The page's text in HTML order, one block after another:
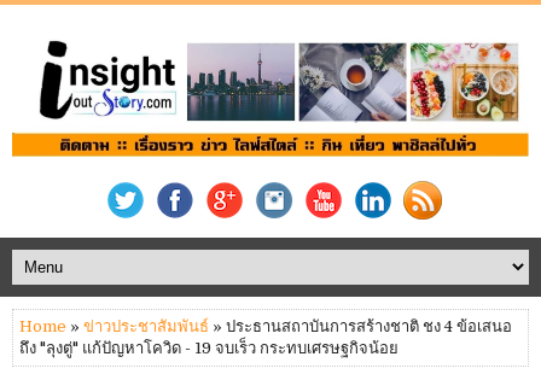
Home » ข่าวประชาสัมพันธ์ » ประธานสถาบันการสร้างชาติ ชง 4 ข้อเสนอ
ถึง "ลุงตู่" แก้ปัญหาโควิด - 19 จบเร็ว กระทบเศรษฐกิจน้อย